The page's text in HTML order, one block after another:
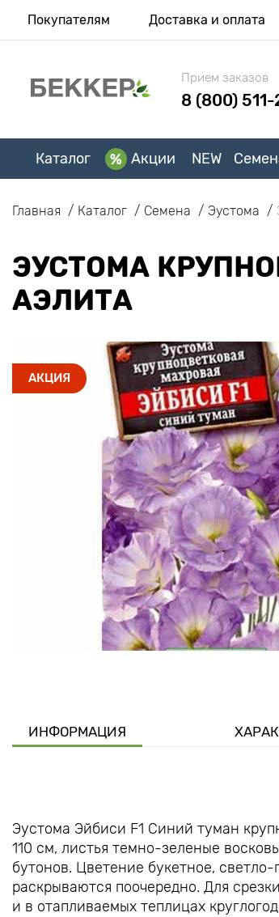
Покупателям Доставка и оплата
Прием заказов
8 (800)
Каталог Акции NEW
Главная Каталог Семена Эустома
ЭУСТОМА
АЭЛИТА
АКЦИЯ
ИНФОРМАЦИЯ
Эустома Эйбиси F1 Синий туман
110 см, листья темно-зеленые
бутонов. Цветение букетное,
раскрываются поочередно. Для
и в отапливаемых теплицах